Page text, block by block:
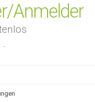
Anmelder
-